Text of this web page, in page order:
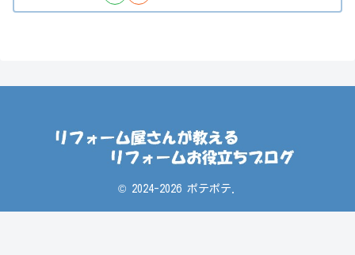
© 2024-2026 ポテポテ.